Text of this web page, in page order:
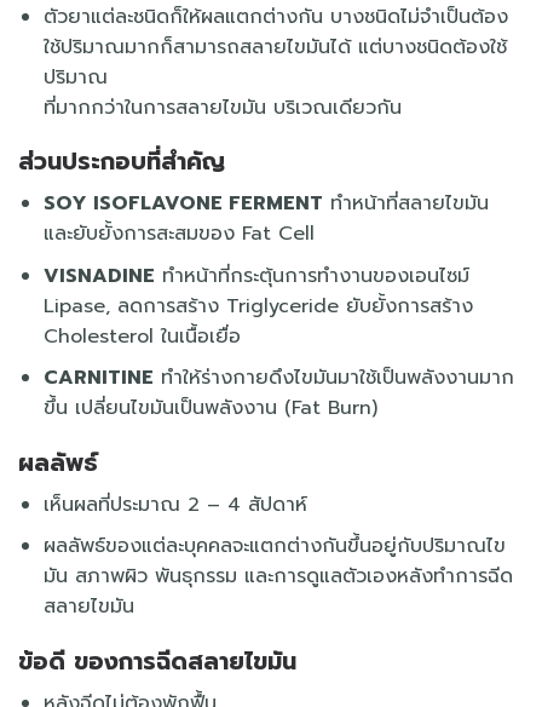
ตัวยาแต่ละชนิดก็ให้ผลแตกต่างกัน บางชนิดไม่จำเป็นต้อง
ใช้ปริมาณมากก็สามารถสลายไขมันได้ แต่บางชนิดต้องใช้
ปริมาณ
ที่มากกว่าในการสลายไขมัน บริเวณเดียวกัน
ส่วนประกอบที่สำคัญ
SOY ISOFLAVONE FERMENT ทำหน้าที่สลายไขมัน
และยับยั้งการสะสมของ Fat Cell
VISNADINE ทำหน้าที่กระตุ้นการทำงานของเอนไซม์
Lipase, ลดการสร้าง Triglyceride ยับยั้งการสร้าง
Cholesterol ในเนื้อเยื่อ
CARNITINE ทำให้ร่างกายดึงไขมันมาใช้เป็นพลังงานมาก
ขึ้น เปลี่ยนไขมันเป็นพลังงาน (Fat Burn)
ผลลัพธ์
เห็นผลที่ประมาณ 2 – 4 สัปดาห์
ผลลัพธ์ของแต่ละบุคคลจะแตกต่างกันขึ้นอยู่กับปริมาณไข
มัน สภาพผิว พันธุกรรม และการดูแลตัวเองหลังทำการฉีด
สลายไขมัน
ข้อดี ของการฉีดสลายไขมัน